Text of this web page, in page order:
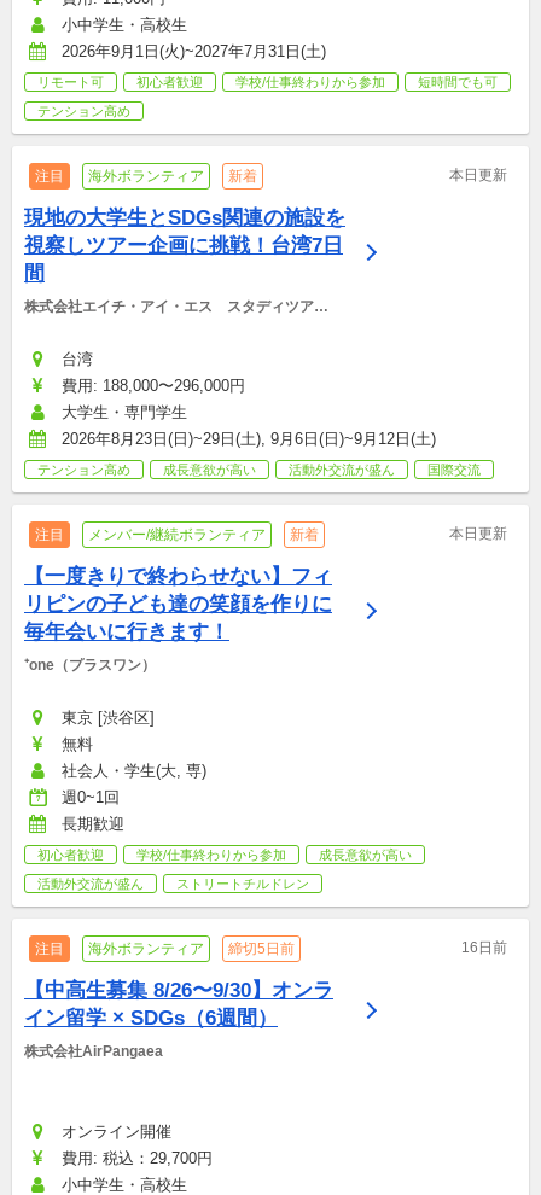
小中学生・高校生
2026年9月1日(火)~2027年7月31日(土)
リモート可 初心者歓迎 学校/仕事終わりから参加
短時間でも可
テンション高め
注目 海外ボランティア 新着 本日更新
現地の大学生とSDGs関連の施設を
視察しツアー企画に挑戦！台湾7日
間
株式会社エイチ・アイ・エス　スタディツアー
台湾
費用: 188,000〜296,000円
大学生・専門学生
2026年8月23日(日)~29日(土), 9月6日(日)~9月12日(土)
テンション高め 成長意欲が高い 活動外交流が盛ん 国際交流
注目 メンバー/継続ボランティア 新着 本日更新
【一度きりで終わらせない】フィ
リピンの子ども達の笑顔を作りに
毎年会いに行きます！
⁺one（プラスワン）
東京 [渋谷区]
無料
社会人・学生(大, 専)
週0~1回
長期歓迎
初心者歓迎 学校/仕事終わりから参加
成長意欲が高い
活動外交流が盛ん
ストリートチルドレン
注目 海外ボランティア 締切5日前 16日前
【中高生募集 8/26〜9/30】オンラ
イン留学 × SDGs（6週間）
株式会社AirPangaea
オンライン開催
費用: 税込：29,700円
小中学生・高校生